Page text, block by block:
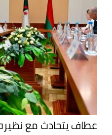
عطاف يتحادث مع نظيره